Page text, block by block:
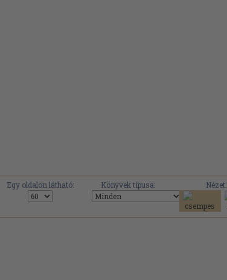
Egy oldalon látható: Könyvek típusa:
Nézet: